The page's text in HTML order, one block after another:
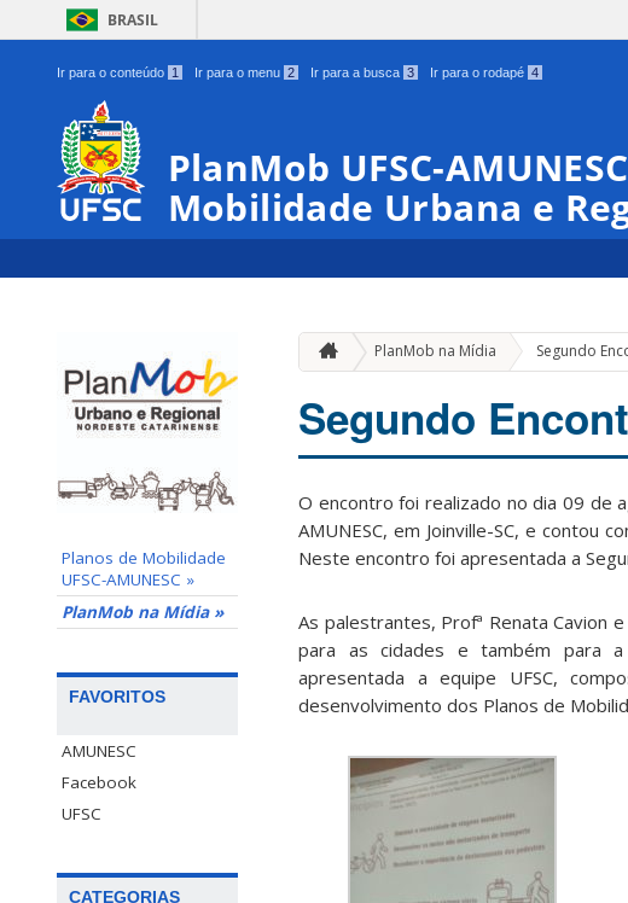
BRASIL
Ir para o conteúdo 1 Ir para o menu 2 Ir para a busca 3 Ir para o rodapé 4
PlanMob UFSC-
Mobilidade Urbana e
Planos de Mobilidade
UFSC-AMUNESC »
PlanMob na Mídia »
FAVORITOS
AMUNESC
Facebook
UFSC
CATEGORIAS
PlanMob na Mídia Segundo
Segundo
O encontro foi realizado no dia 09 de
AMUNESC, em Joinville-SC, e contou
Neste encontro foi apresentada a
As palestrantes, Profª Renata Cavion
para as cidades e também para a
apresentada a equipe UFSC,
desenvolvimento dos Planos de